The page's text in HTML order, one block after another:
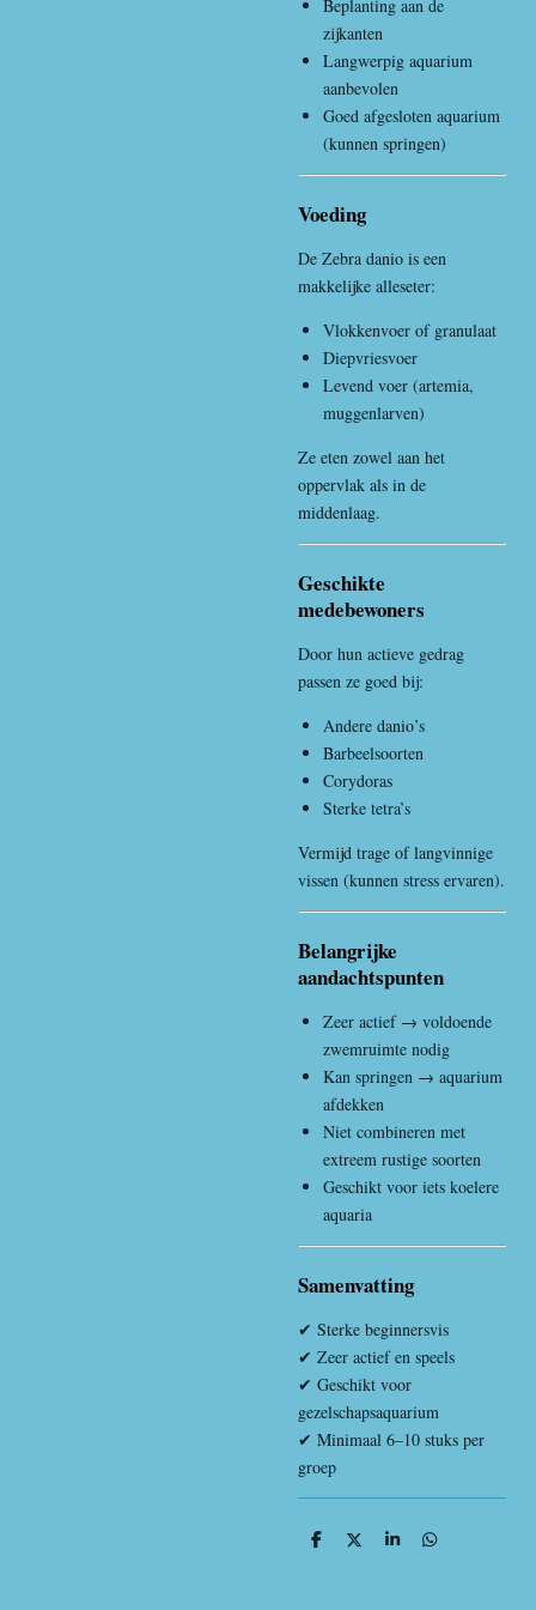
Beplanting aan de
zijkanten
Langwerpig aquarium
aanbevolen
Goed afgesloten aquarium
(kunnen springen)
Voeding
De Zebra danio is een
makkelijke alleseter:
Vlokkenvoer of granulaat
Diepvriesvoer
Levend voer (artemia,
muggenlarven)
Ze eten zowel aan het
oppervlak als in de
middenlaag.
Geschikte
medebewoners
Door hun actieve gedrag
passen ze goed bij:
Andere danio’s
Barbeelsoorten
Corydoras
Sterke tetra’s
Vermijd trage of langvinnige
vissen (kunnen stress ervaren).
Belangrijke
aandachtspunten
Zeer actief → voldoende
zwemruimte nodig
Kan springen → aquarium
afdekken
Niet combineren met
extreem rustige soorten
Geschikt voor iets koelere
aquaria
Samenvatting
✔ Sterke beginnersvis
✔ Zeer actief en speels
✔ Geschikt voor
gezelschapsaquarium
✔ Minimaal 6–10 stuks per
groep
D
D
S
D